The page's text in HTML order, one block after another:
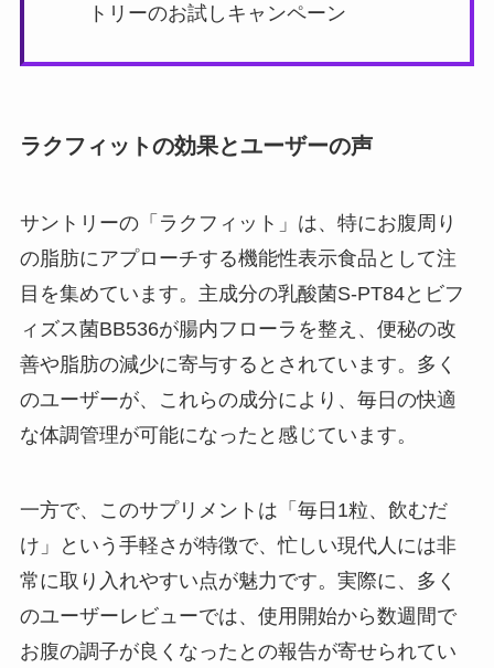
トリーのお試しキャンペーン
ラクフィットの効果とユーザーの声
サントリーの「ラクフィット」は、特にお腹周り
の脂肪にアプローチする機能性表示食品として注
目を集めています。主成分の乳酸菌S-PT84とビフ
ィズス菌BB536が腸内フローラを整え、便秘の改
善や脂肪の減少に寄与するとされています。多く
のユーザーが、これらの成分により、毎日の快適
な体調管理が可能になったと感じています。
一方で、このサプリメントは「毎日1粒、飲むだ
け」という手軽さが特徴で、忙しい現代人には非
常に取り入れやすい点が魅力です。実際に、多く
のユーザーレビューでは、使用開始から数週間で
お腹の調子が良くなったとの報告が寄せられてい